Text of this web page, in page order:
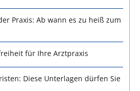
Praxis: Ab wann es zu heiß zum
für Ihre Arztpraxis
Diese Unterlagen dürfen Sie